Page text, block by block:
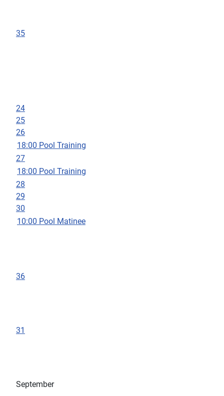
35
24
25
26
18:00 Pool Training
27
18:00 Pool Training
28
29
30
10:00 Pool Matinee
36
31
September